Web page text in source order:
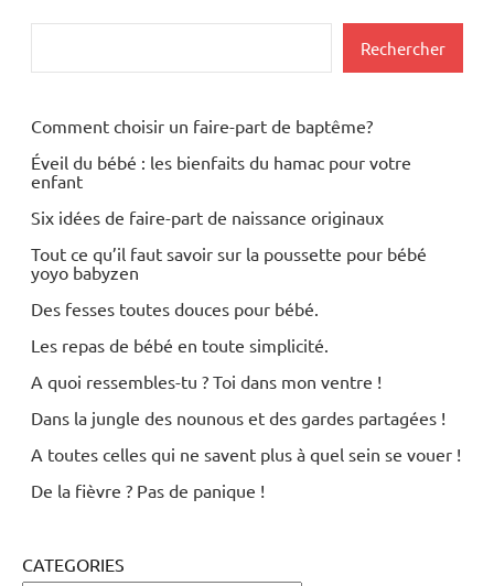
Santé
Rechercher
Comment choisir un faire-part de baptême?
Éveil du bébé : les bienfaits du hamac pour votre
enfant
Six idées de faire-part de naissance originaux
Tout ce qu’il faut savoir sur la poussette pour bébé
yoyo babyzen
Des fesses toutes douces pour bébé.
Les repas de bébé en toute simplicité.
A quoi ressembles-tu ? Toi dans mon ventre !
Dans la jungle des nounous et des gardes partagées !
A toutes celles qui ne savent plus à quel sein se vouer !
De la fièvre ? Pas de panique !
CATEGORIES